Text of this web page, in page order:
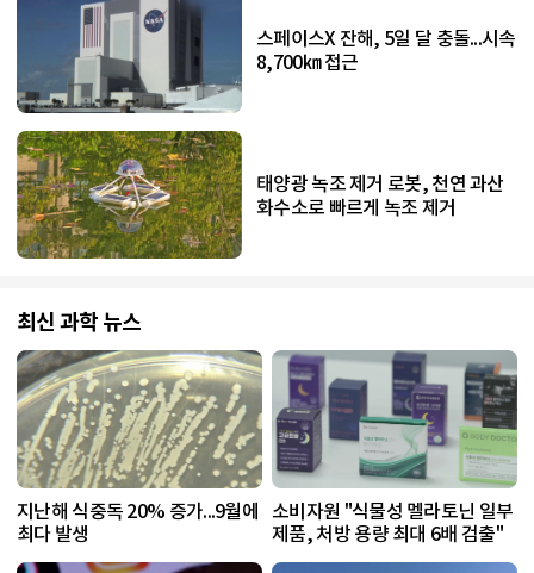
스페이스X 잔해, 5일 달 충돌...시속
8,700㎞ 접근
태양광 녹조 제거 로봇, 천연 과산
화수소로 빠르게 녹조 제거
최신 과학 뉴스
지난해 식중독 20% 증가...9월에
최다 발생
소비자원 "식물성 멜라토닌 일부
제품, 처방 용량 최대 6배 검출"